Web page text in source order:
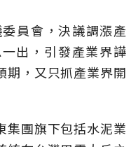
員會，決議調漲產
出，引發產業界譁
期，又只抓產業界開
集團旗下包括水泥業